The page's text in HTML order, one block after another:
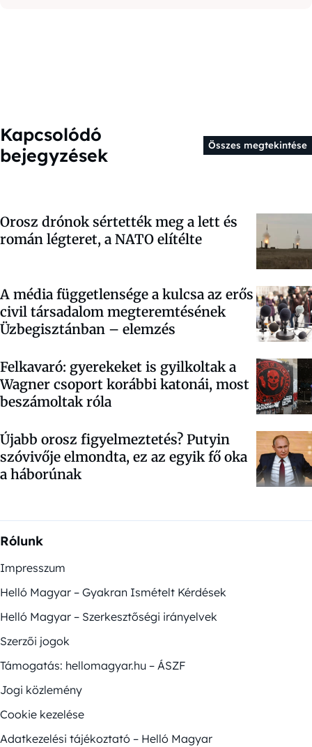
Kapcsolódó
bejegyzések
Összes megtekintése
Orosz drónok sértették meg a lett és
román légteret, a NATO elítélte
A média függetlensége a kulcsa az erős
civil társadalom megteremtésének
Üzbegisztánban – elemzés
Felkavaró: gyerekeket is gyilkoltak a
Wagner csoport korábbi katonái, most
beszámoltak róla
Újabb orosz figyelmeztetés? Putyin
szóvivője elmondta, ez az egyik fő oka
a háborúnak
Rólunk
Impresszum
Helló Magyar – Gyakran Ismételt Kérdések
Helló Magyar – Szerkesztőségi irányelvek
Szerzői jogok
Támogatás: hellomagyar.hu – ÁSZF
Jogi közlemény
Cookie kezelése
Adatkezelési tájékoztató – Helló Magyar